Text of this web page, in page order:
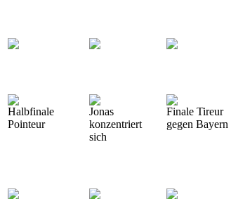
Halbfinale
Pointeur
Jonas
konzentriert
sich
Finale Tireur
gegen Bayern